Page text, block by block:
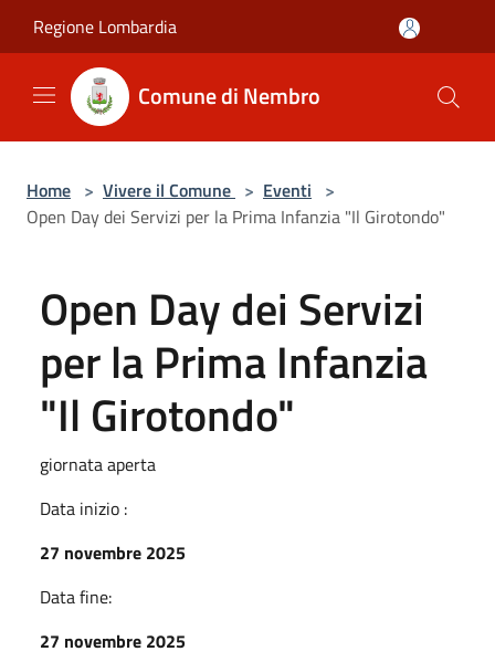
Regione Lombardia
Comune di Nembro
Home > Vivere il Comune > Eventi >
Open Day dei Servizi per la Prima Infanzia "Il Girotondo"
Open Day dei Servizi
per la Prima Infanzia
"Il Girotondo"
giornata aperta
Data inizio :
27 novembre 2025
Data fine:
27 novembre 2025